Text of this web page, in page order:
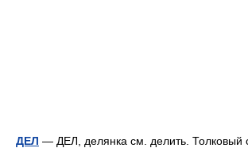
ДЕЛ — ДЕЛ, делянка см. делить. Толковый